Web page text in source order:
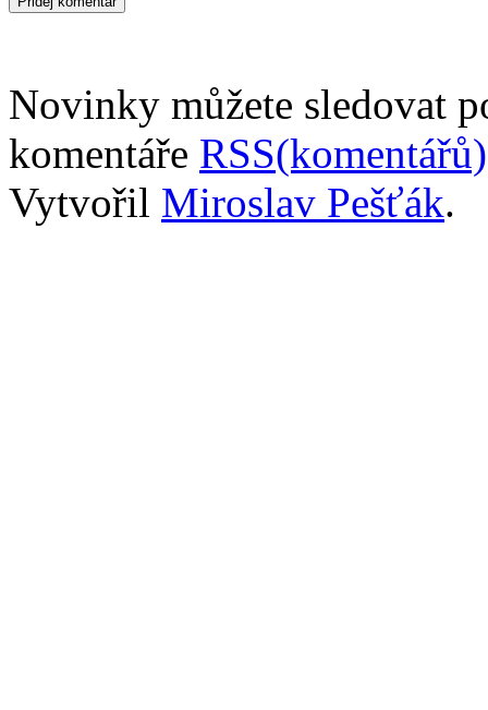
Novinky můžete sledovat
komentáře RSS(komentářů)
Vytvořil Miroslav Pešťák.